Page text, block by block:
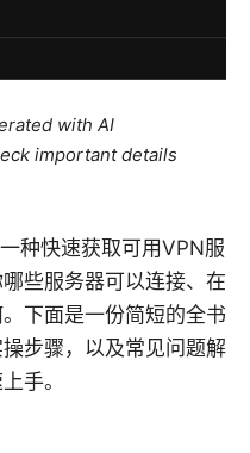
with AI
important details
种快速获取可用VPN服
些服务器可以连接、在
下面是一份简短的全书
步骤，以及常见问题解
手。